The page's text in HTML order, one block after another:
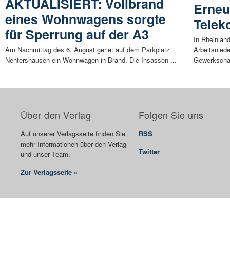
AKTUALISIERT: Vollbrand
eines Wohnwagens sorgte
für Sperrung auf der A3
Am Nachmittag des 6. August geriet auf dem Parkplatz
Nentershausen ein Wohnwagen in Brand. Die Insassen ...
In
Über den Verlag
Auf unserer Verlagsseite finden Sie
mehr Informationen über den Verlag
und unser Team.
Zur Verlagsseite »
Folgen Sie uns
RSS
Twitter